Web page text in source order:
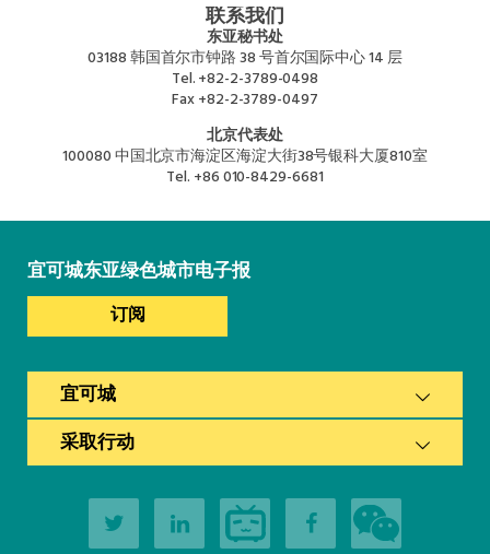
联系我们
东亚秘书处
03188 韩国首尔市钟路 38 号首尔国际中心 14 层
Tel.+82-2-3789-0498
Fax+82-2-3789-0497
北京代表处
100080 中国北京市海淀区海淀大街38号银科大厦810室
Tel. +86 010-8429-6681
宜可城东亚绿色城市电子报
订阅
宜可城
采取行动